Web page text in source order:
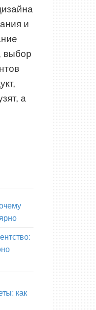
и
выбор
а
как